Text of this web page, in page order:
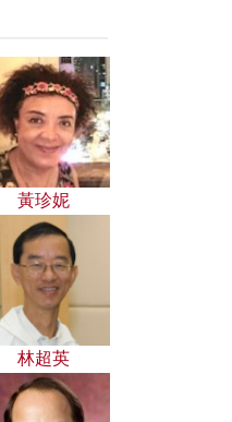
黃珍妮
林超英